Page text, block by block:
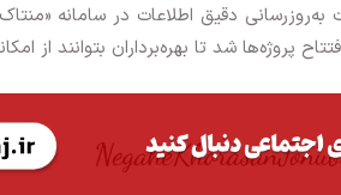
دقیق اطلاعات در سامانه
پروژه‌ها شد تا بهره‌برداران بتوانند از